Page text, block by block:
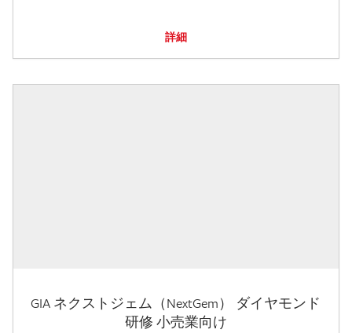
詳細
GIA ネクストジェム（NextGem） ダイヤモンド
研修 小売業向け